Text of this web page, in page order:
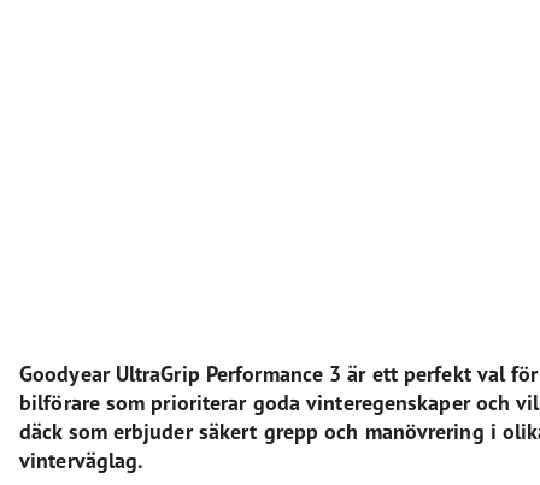
Goodyear UltraGrip Performance 3 är ett perfekt val för
bilförare som prioriterar goda vinteregenskaper och
däck som erbjuder säkert grepp och manövrering i
vinterväglag.